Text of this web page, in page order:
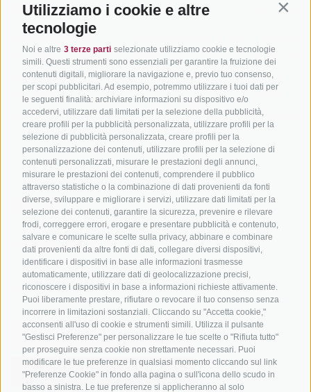
Utilizziamo i cookie e altre
tecnologie
Noi e altre 3 terze parti selezionate utilizziamo cookie e tecnologie
simili. Questi strumenti sono essenziali per garantire la fruizione dei
contenuti digitali, migliorare la navigazione e, previo tuo consenso,
per scopi pubblicitari. Ad esempio, potremmo utilizzare i tuoi dati per
le seguenti finalità: archiviare informazioni su dispositivo e/o
accedervi, utilizzare dati limitati per la selezione della pubblicità,
creare profili per la pubblicità personalizzata, utilizzare profili per la
selezione di pubblicità personalizzata, creare profili per la
personalizzazione dei contenuti, utilizzare profili per la selezione di
contenuti personalizzati, misurare le prestazioni degli annunci,
misurare le prestazioni dei contenuti, comprendere il pubblico
attraverso statistiche o la combinazione di dati provenienti da fonti
diverse, sviluppare e migliorare i servizi, utilizzare dati limitati per la
selezione dei contenuti, garantire la sicurezza, prevenire e rilevare
frodi, correggere errori, erogare e presentare pubblicità e contenuto,
salvare e comunicare le scelte sulla privacy, abbinare e combinare
dati provenienti da altre fonti di dati, collegare diversi dispositivi,
identificare i dispositivi in base alle informazioni trasmesse
automaticamente, utilizzare dati di geolocalizzazione precisi,
riconoscere i dispositivi in base a informazioni richieste attivamente.
Puoi liberamente prestare, rifiutare o revocare il tuo consenso senza
incorrere in limitazioni sostanziali. Cliccando su "Accetta cookie,"
acconsenti all'uso di cookie e strumenti simili. Utilizza il pulsante
"Gestisci Preferenze" per personalizzare le tue scelte o "Rifiuta tutto"
per proseguire senza cookie non strettamente necessari. Puoi
modificare le tue preferenze in qualsiasi momento cliccando sul link
"Preferenze Cookie" in fondo alla pagina o sull'icona dello scudo in
basso a sinistra. Le tue preferenze si applicheranno al solo
SÜDTIROL
Hotel & pacchetti
Pacchetti vacanze
Buoni vacanza
Hot Deals
Bike & Work
ADIGE
Adige
In bici da corsa in Alto
Adige
Ciclabili in Alto Adige
Scuole bike
Tutti i tour
Come
Meteo
Catalogo
info@bikehotels.it
ISCRIVITI ALLA NOSTRA NEWSLETTER
ISCRIVITI ADESSO